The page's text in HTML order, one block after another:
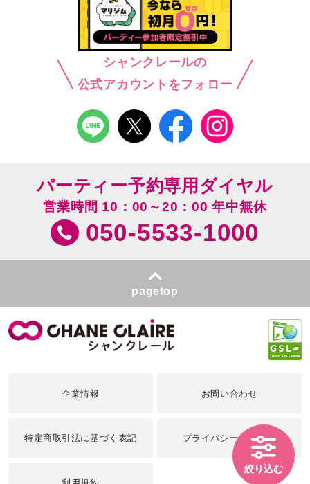
シャンクレールの
公式アカウントをフォロー
絞り込む
パーティー予約専用ダイヤル
営業時間 10：00～20：00 年中無休
050-5533-1000
pagetop
企業情報 お問い合わせ
特定商取引法に基づく表記 プライバシーポリシー